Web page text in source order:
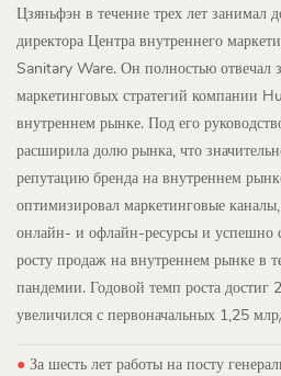
Цзяньфэн в течение трех лет занимал
директора Центра внутреннего
Sanitary Ware. Он полностью отвечал
маркетинговых стратегий компании
внутреннем рынке. Под его
расширила долю рынка, что
репутацию бренда на внутреннем
оптимизировал маркетинговые
онлайн- и офлайн-ресурсы и успешно
росту продаж на внутреннем рынке в
пандемии. Годовой темп роста достиг
увеличился с первоначальных 1,25
● За шесть лет работы на посту